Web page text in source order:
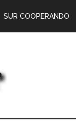
SUR COOPERANDO